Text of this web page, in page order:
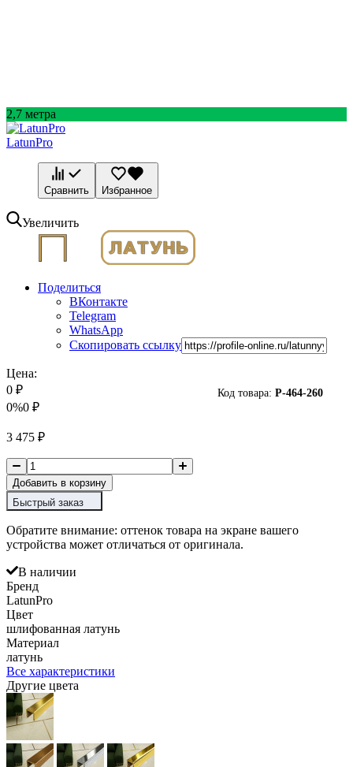
2,7 метра
LatunPro
Сравнить Избранное
Увеличить
Поделиться
ВКонтакте
Telegram
WhatsApp
Скопировать ссылку
Код товара: P-464-260
Цена:
0 ₽
0%0 ₽
3 475 ₽
Добавить в корзину
Быстрый заказ
Обратите внимание: оттенок товара на экране вашего
устройства может отличаться от оригинала.
В наличии
Бренд
LatunPro
Цвет
шлифованная латунь
Материал
латунь
Все характеристики
Другие цвета